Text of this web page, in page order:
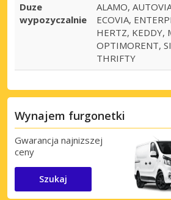
Duze
wypozyczalnie
ALAMO,
ECOVIA,
HERTZ, KEDDY,
OPTIMORENT,
THRIFTY
Wynajem furgonetki
Gwarancja najnizszej
ceny
Szukaj